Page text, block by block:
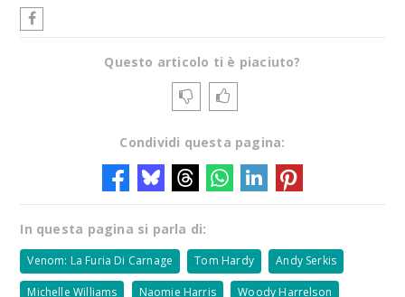
Questo articolo ti è piaciuto?
Condividi questa pagina:
In questa pagina si parla di:
Venom: La Furia Di Carnage Tom Hardy Andy Serkis
Michelle Williams Naomie Harris Woody Harrelson